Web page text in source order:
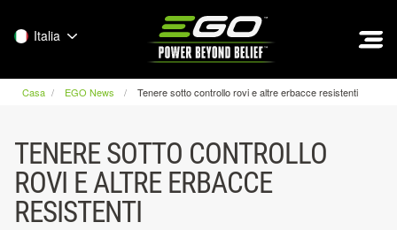
Italia
Casa EGO News Tenere sotto controllo rovi e altre erbacce resistenti
TENERE SOTTO CONTROLLO
ROVI E ALTRE ERBACCE
RESISTENTI